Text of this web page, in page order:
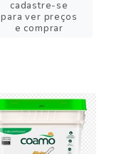
cadastre-se
para ver preços
e comprar